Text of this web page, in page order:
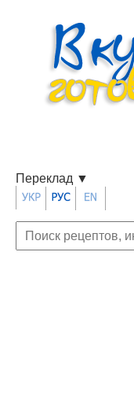
Переклад ▼